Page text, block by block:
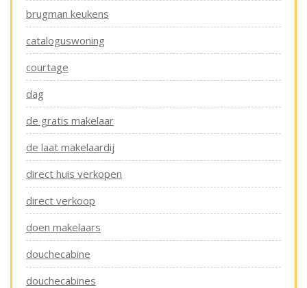
brugman keukens
cataloguswoning
courtage
dag
de gratis makelaar
de laat makelaardij
direct huis verkopen
direct verkoop
doen makelaars
douchecabine
douchecabines